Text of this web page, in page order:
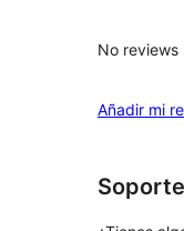
No
Añadir mi
Soporte